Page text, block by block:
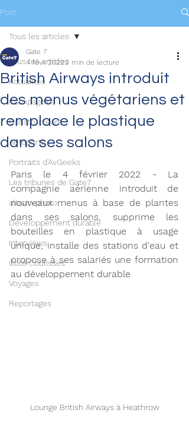
Post
Tous les articles
Actualités
Compagnies
Constructeurs
Aéroports
Portraits d'AvGeeks
Les tribunes de Gate7
album photo
Développement durable
Interviews
Coté Coulisses
Voyages
Reportages
Tous les articles
British Airways introduit
des menus végétariens et
remplace le plastique
dans ses salons
Gate 7
4 févr. 20222 min de lecture
Paris le 4 février 2022 - La
compagnie aérienne introduit de
nouveaux menus à base de plantes
dans ses salons, supprime les
bouteilles en plastique à usage
unique, installe des stations d'eau et
propose à ses salariés une formation
au développement durable
Lounge British Airways à Heathrow